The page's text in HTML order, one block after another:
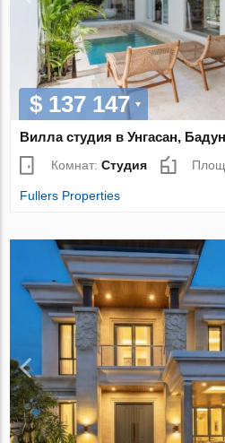
$ 137 147
Вилла студия в Унгасан,
Комнат:Студия
Fullers Properties